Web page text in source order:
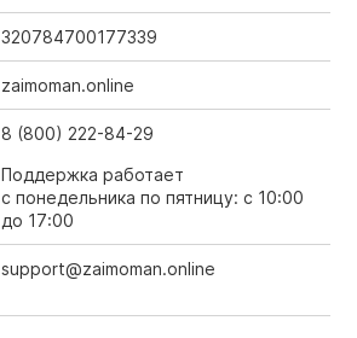
320784700177339
zaimoman.online
8 (800) 222-84-29
Поддержка работает
с понедельника по пятницу: с 10:00
до 17:00
support@zaimoman.online